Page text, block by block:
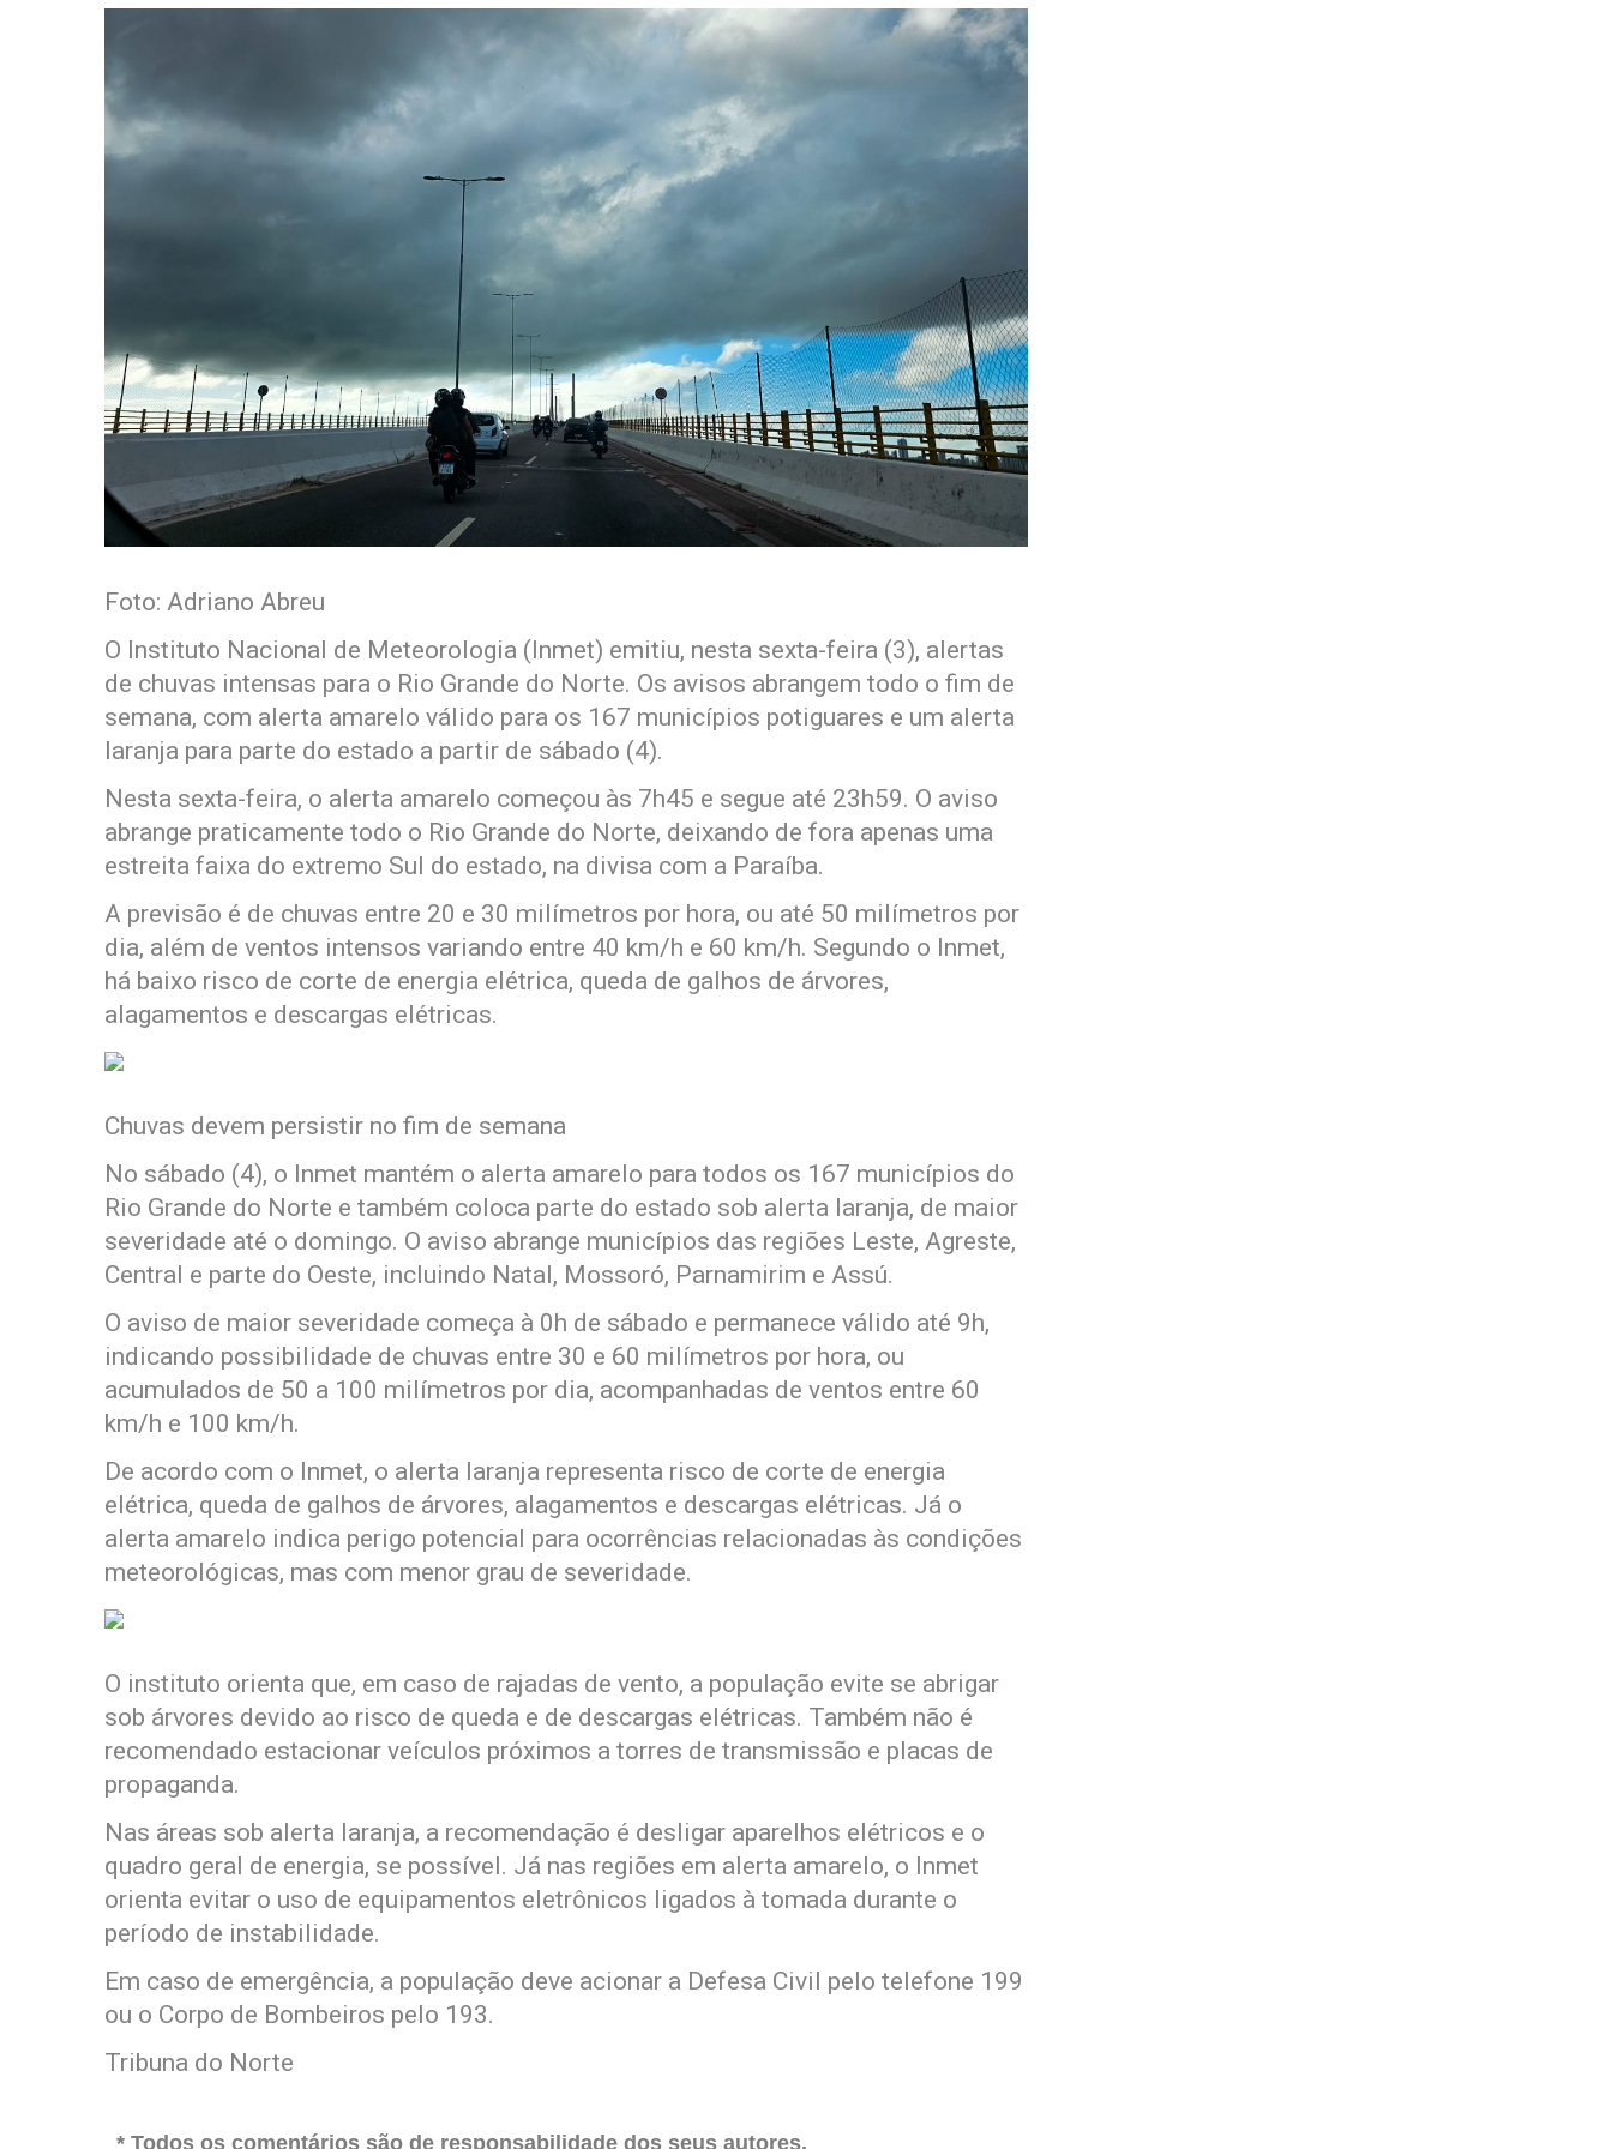
Foto: Adriano Abreu
O Instituto Nacional de Meteorologia (Inmet) emitiu, nesta sexta-feira (3), alertas
de chuvas intensas para o Rio Grande do Norte. Os avisos abrangem todo o fim de
semana, com alerta amarelo válido para os 167 municípios potiguares e um alerta
laranja para parte do estado a partir de sábado (4).
Nesta sexta-feira, o alerta amarelo começou às 7h45 e segue até 23h59. O aviso
abrange praticamente todo o Rio Grande do Norte, deixando de fora apenas uma
estreita faixa do extremo Sul do estado, na divisa com a Paraíba.
A previsão é de chuvas entre 20 e 30 milímetros por hora, ou até 50 milímetros por
dia, além de ventos intensos variando entre 40 km/h e 60 km/h. Segundo o Inmet,
há baixo risco de corte de energia elétrica, queda de galhos de árvores,
alagamentos e descargas elétricas.
Chuvas devem persistir no fim de semana
No sábado (4), o Inmet mantém o alerta amarelo para todos os 167 municípios do
Rio Grande do Norte e também coloca parte do estado sob alerta laranja, de maior
severidade até o domingo. O aviso abrange municípios das regiões Leste, Agreste,
Central e parte do Oeste, incluindo Natal, Mossoró, Parnamirim e Assú.
O aviso de maior severidade começa à 0h de sábado e permanece válido até 9h,
indicando possibilidade de chuvas entre 30 e 60 milímetros por hora, ou
acumulados de 50 a 100 milímetros por dia, acompanhadas de ventos entre 60
km/h e 100 km/h.
De acordo com o Inmet, o alerta laranja representa risco de corte de energia
elétrica, queda de galhos de árvores, alagamentos e descargas elétricas. Já o
alerta amarelo indica perigo potencial para ocorrências relacionadas às condições
meteorológicas, mas com menor grau de severidade.
O instituto orienta que, em caso de rajadas de vento, a população evite se abrigar
sob árvores devido ao risco de queda e de descargas elétricas. Também não é
recomendado estacionar veículos próximos a torres de transmissão e placas de
propaganda.
Nas áreas sob alerta laranja, a recomendação é desligar aparelhos elétricos e o
quadro geral de energia, se possível. Já nas regiões em alerta amarelo, o Inmet
orienta evitar o uso de equipamentos eletrônicos ligados à tomada durante o
período de instabilidade.
Em caso de emergência, a população deve acionar a Defesa Civil pelo telefone 199
ou o Corpo de Bombeiros pelo 193.
Tribuna do Norte
* Todos os comentários são de responsabilidade dos seus autores.